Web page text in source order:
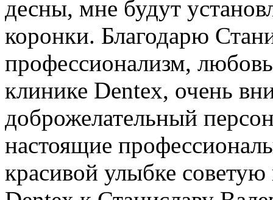
десны, мне будут
коронки. Благодарю
профессионализм,
клинике Dentex, очень
доброжелательный
настоящие
красивой улыбке